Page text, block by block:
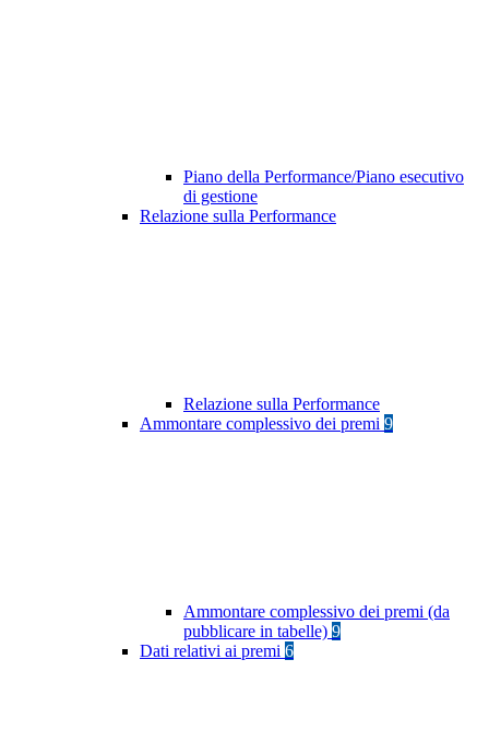
Piano della Performance/Piano esecutivo
di gestione
Relazione sulla Performance
Relazione sulla Performance
Ammontare complessivo dei premi 9
Ammontare complessivo dei premi (da
pubblicare in tabelle) 9
Dati relativi ai premi 6